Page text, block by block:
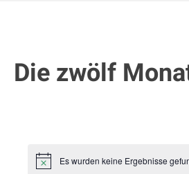
Die zwölf
Es wurden keine Ergebnisse